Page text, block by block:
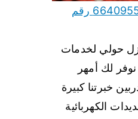
كهربائي منازل حولي 66409555 رقم
حولي لخدمات
لك أمهر
خبرتنا كبيرة
الكهربائية